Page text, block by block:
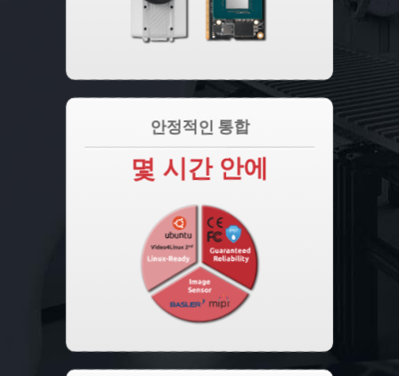
안정적인 통합
몇 시간 안에